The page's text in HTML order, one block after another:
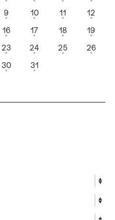
9 10 11 12
16 17 18 19
23 24 25 26
30 31